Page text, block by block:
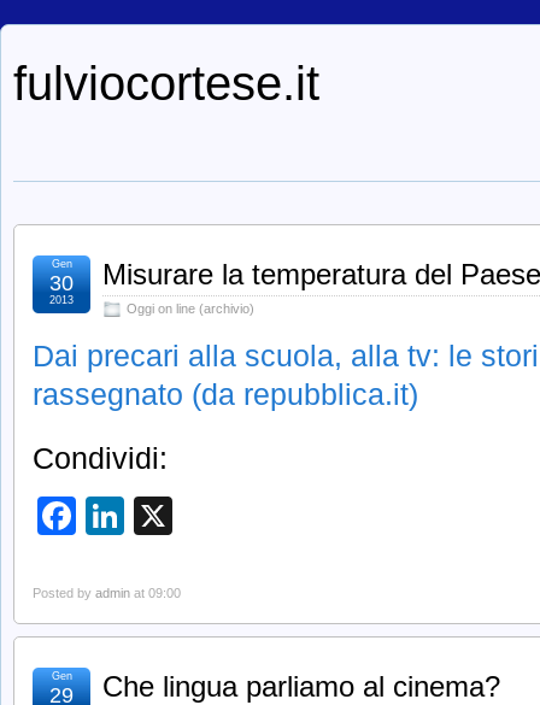
fulviocortese.it
Misurare la temperatura del Paese
Oggi on line (archivio)
Gen
30
2013
Dai precari alla scuola, alla tv: le
rassegnato (da repubblica.it)
Condividi:
Facebook
LinkedIn
Posted by admin at 09:00
Che lingua parliamo al cinema?
Gen
29